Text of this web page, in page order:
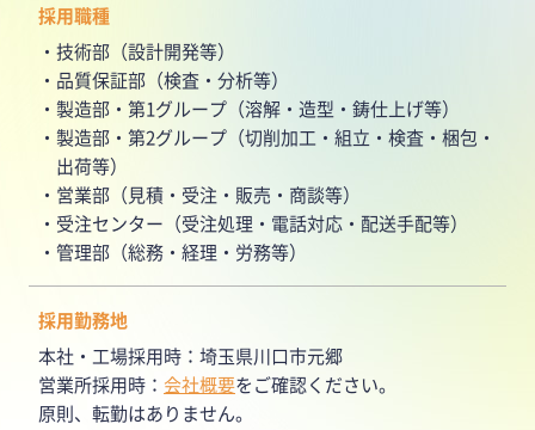
採用職種
技術部（設計開発等）
品質保証部（検査・分析等）
製造部・第1グループ（溶解・造型・鋳仕上げ等）
製造部・第2グループ（切削加工・組立・検査・梱包・
出荷等）
営業部（見積・受注・販売・商談等）
受注センター（受注処理・電話対応・配送手配等）
管理部（総務・経理・労務等）
採用勤務地
本社・工場採用時：埼玉県川口市元郷
営業所採用時： 会社概要をご確認ください。
原則、転勤はありません。